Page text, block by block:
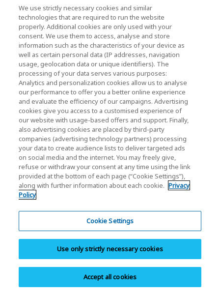
Chiavetta USB
Supporto
Software
Perché scegliere KIOXIA
Home Prodotti per privati Scheda di memoria SD
Scheda
di memoria SD EXCERIA PRO G2 V90
Definizioni delle icone:
Una nuova finestra verrà aperta.
Il PDF verrà aperto in una nuova finestra.
Si aprirà una finestra modale.
Novità
Evento
We use strictly necessary cookies and similar
technologies that are required to run the website
properly. Additional cookies are only used with your
consent. We use them to access, analyse and store
information such as the characteristics of your device as
well as certain personal data (IP addresses, navigation
usage, geolocation data or unique identifiers). The
processing of your data serves various purposes:
Analytics and personalization cookies allow us to analyse
our performance to offer you a better online experience
and evaluate the efficiency of our campaigns. Advertising
cookies give you access to a customised experience of
our website with usage-based offers and support. Finally,
also advertising cookies are placed by third-party
companies (advertising technology partners) processing
your data to create audience lists to deliver targeted ads
on social media and the internet. You may freely give,
refuse or withdraw your consent at any time using the link
provided at the bottom of each page (“Cookie Settings”),
along with further information about each cookie. Privacy
Policy
Cookie Settings
Use only strictly necessary cookies
Accept all cookies